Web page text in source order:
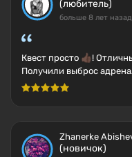
(любитель)
больше 8 лет назад
Квест просто 👍🏿!
Получили выброс
Zhanerke
(новичок)